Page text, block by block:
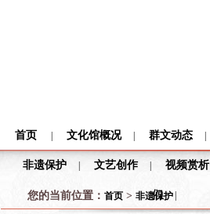
首页 文化馆概况 群文动态
非遗保护 文艺创作 视频赏析
们
您的当前位置： 首页 > 非遗保护